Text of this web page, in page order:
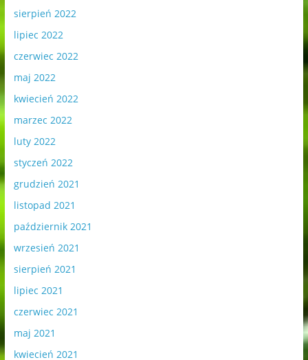
sierpień 2022
lipiec 2022
czerwiec 2022
maj 2022
kwiecień 2022
marzec 2022
luty 2022
styczeń 2022
grudzień 2021
listopad 2021
październik 2021
wrzesień 2021
sierpień 2021
lipiec 2021
czerwiec 2021
maj 2021
kwiecień 2021